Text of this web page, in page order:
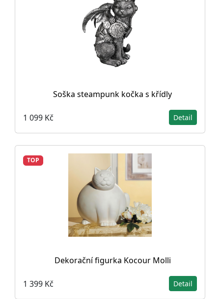
Soška steampunk kočka s křídly
1 099 Kč Detail
TOP
Dekorační figurka Kocour Molli
1 399 Kč Detail